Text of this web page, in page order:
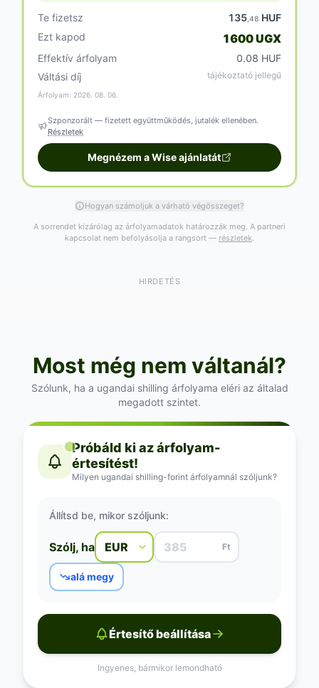
Te fizetsz 135 ,48 HUF
Ezt kapod
1600 UGX
Effektív árfolyam
0.08 HUF
Váltási díj
tájékoztató jellegű
Árfolyam: 2026. 08. 06.
Szponzorált — fizetett együttműködés, jutalék ellenében.
Részletek
Megnézem a Wise ajánlatát
Hogyan számoljuk a várható végösszeget?
A sorrendet kizárólag az árfolyamadatok határozzák meg. A partneri
kapcsolat nem befolyásolja a rangsort — részletek
HIRDETÉS
Most még nem váltanál?
Szólunk, ha a ugandai shilling árfolyama eléri az általad
megadott szintet.
Próbáld ki az árfolyam-
értesítést!
Milyen ugandai shilling-forint árfolyamnál szóljunk?
Állítsd be, mikor szóljunk:
Szólj, ha Ft
alá megy
Értesítő beállítása
Ingyenes, bármikor lemondható